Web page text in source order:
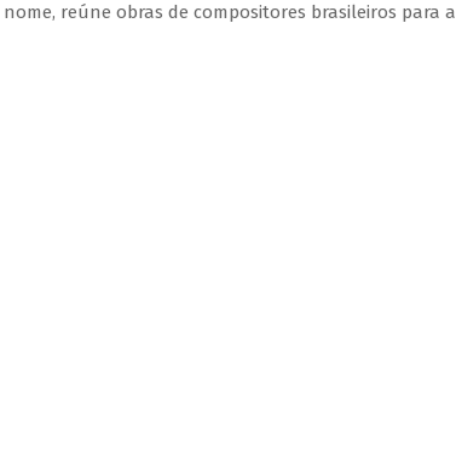
reúne obras de compositores brasileiros para a